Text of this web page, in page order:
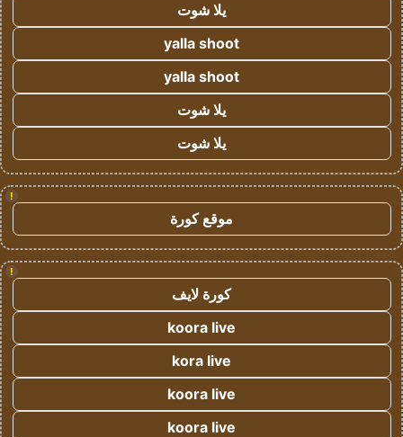
يلا شوت
yalla shoot
yalla shoot
يلا شوت
يلا شوت
!
موقع كورة
!
كورة لايف
koora live
kora live
koora live
koora live